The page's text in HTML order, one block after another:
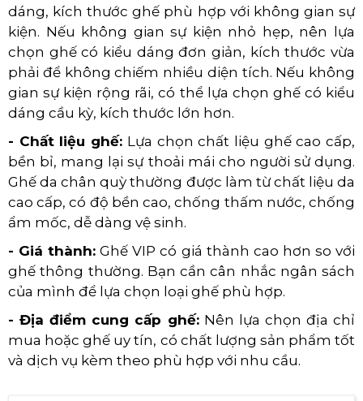
dáng, kích thước ghế phù hợp với không gian sự
kiện. Nếu không gian sự kiện nhỏ hẹp, nên lựa
chọn ghế có kiểu dáng đơn giản, kích thước vừa
phải để không chiếm nhiều diện tích. Nếu không
gian sự kiện rộng rãi, có thể lựa chọn ghế có kiểu
dáng cầu kỳ, kích thước lớn hơn.
- Chất liệu ghế: Lựa chọn chất liệu ghế cao cấp,
bền bỉ, mang lại sự thoải mái cho người sử dụng.
Ghế da chân quỳ thường được làm từ chất liệu da
cao cấp, có độ bền cao, chống thấm nước, chống
ẩm mốc, dễ dàng vệ sinh.
- Giá thành: Ghế VIP có giá thành cao hơn so với
ghế thông thường. Bạn cần cân nhắc ngân sách
của mình để lựa chọn loại ghế phù hợp.
- Địa điểm cung cấp ghế:Nên lựa chọn địa chỉ
mua hoặc ghế uy tín, có chất lượng sản phẩm tốt
và dịch vụ kèm theo phù hợp với nhu cầu.